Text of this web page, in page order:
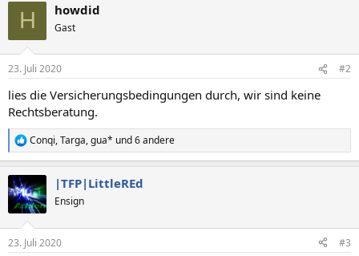
H howdid
Gast
23. Juli 2020 #2
lies die Versicherungsbedingungen durch, wir sind keine
Rechtsberatung.
R
e
k
t
i
e
Conqi,Targa,gua* und 6 andere
|TFP|LittleREd
Ensign
23. Juli 2020 #3